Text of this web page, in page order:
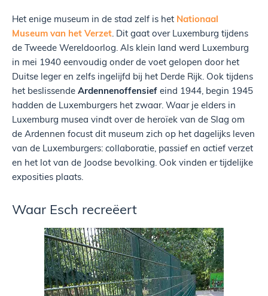
Het enige museum in de stad zelf is het Nationaal
Museum van het Verzet. Dit gaat over Luxemburg tijdens
de Tweede Wereldoorlog. Als klein land werd Luxemburg
in mei 1940 eenvoudig onder de voet gelopen door het
Duitse leger en zelfs ingelijfd bij het Derde Rijk. Ook tijdens
het beslissende Ardennenoffensief eind 1944, begin 1945
hadden de Luxemburgers het zwaar. Waar je elders in
Luxemburg musea vindt over de heroïek van de Slag om
de Ardennen focust dit museum zich op het dagelijks leven
van de Luxemburgers: collaboratie, passief en actief verzet
en het lot van de Joodse bevolking. Ook vinden er tijdelijke
exposities plaats.
Waar Esch recreëert